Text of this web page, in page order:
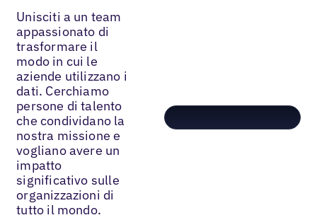
Unisciti a un team
appassionato di
trasformare il
modo in cui le
aziende utilizzano i
dati. Cerchiamo
persone di talento
che condividano la
nostra missione e
vogliano avere un
impatto
significativo sulle
organizzazioni di
tutto il mondo.